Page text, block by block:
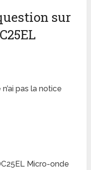
sur
pas la notice
Micro-onde